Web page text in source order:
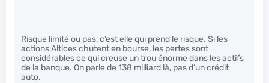
Risque limité ou pas, c’est elle qui prend le risque. Si les
actions Altices chutent en bourse, les pertes sont
considérables ce qui creuse un trou énorme dans les actifs
de la banque. On parle de 138 milliard là, pas d’un crédit
auto.